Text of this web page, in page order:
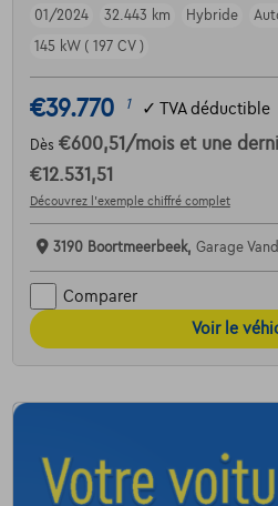
01/2024
32.443 km Hybride
145 kW ( 197 CV )
€39.770 1 ✓ TVA déductible
Dès €600,51 /mois et une
€12.531,51
Découvrez l’exemple chiffré complet
3190 Boortmeerbeek, Garage
Comparer
Voir le